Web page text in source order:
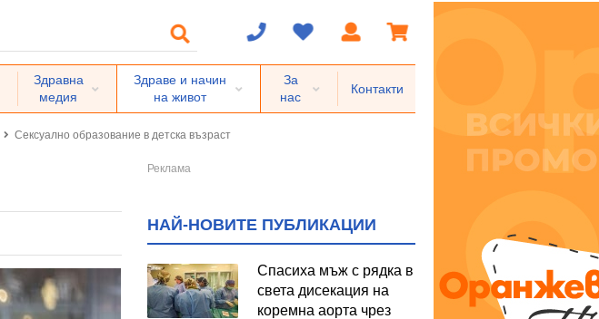
Здравна
медия
Здраве и начин
на живот
За
нас
Контакти
Сексуално образование в детска възраст
НАЙ-НОВИТЕ ПУБЛИКАЦИИ
Спасиха мъж с рядка в
света дисекация на
коремна аорта чрез